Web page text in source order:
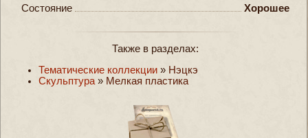
Состояние
Хорошее
Также в разделах:
Тематические коллекции » Нэцкэ
Скульптура » Мелкая пластика